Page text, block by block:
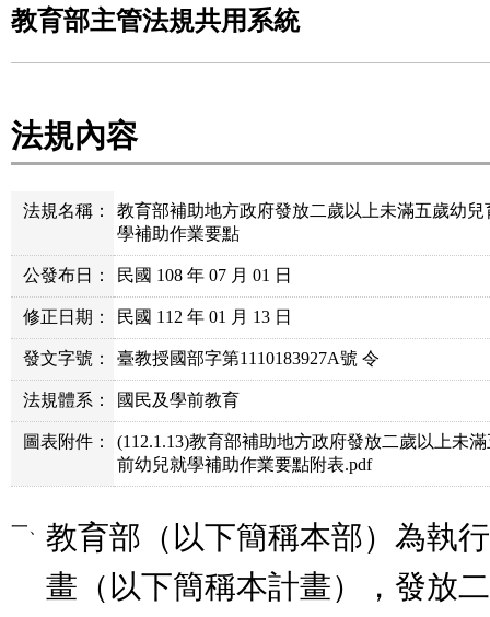
教育部主管法規共用系統
法規內容
法規名稱：
教育部補助地方政府發放二歲以上未滿五歲幼
學補助作業要點
公發布日： 民國 108 年 07 月 01 日
修正日期： 民國 112 年 01 月 13 日
發文字號： 臺教授國部字第1110183927A號 令
法規體系： 國民及學前教育
圖表附件：
(112.1.13)教育部補助地方政府發放二歲以上未
前幼兒就學補助作業要點附表.pdf
一、 教育部（以下簡稱本部）為執
畫（以下簡稱本計畫），發放